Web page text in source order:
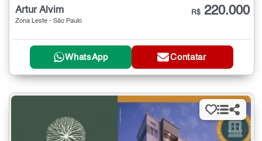
Artur Alvim
Zona Leste - São Paulo
R$ 220.000
WhatsApp Contatar